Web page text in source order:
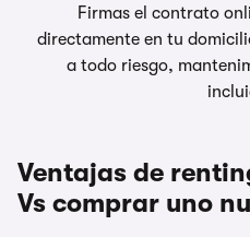
Firmas el contrato
directamente en tu
a todo riesgo,
Ventajas de
Vs comprar uno